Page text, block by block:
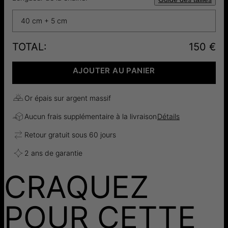
40 cm + 5 cm
TOTAL: 150 €
AJOUTER AU PANIER
Or épais sur argent massif
Aucun frais supplémentaire à la livraisonDétails
Retour gratuit sous 60 jours
2 ans de garantie
CRAQUEZ
POUR CETTE